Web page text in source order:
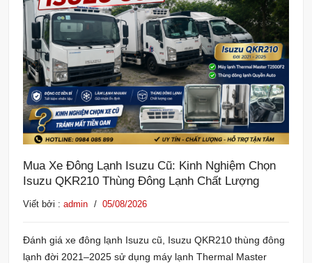
Mua Xe Đông Lạnh Isuzu Cũ: Kinh Nghiệm Chọn
Isuzu QKR210 Thùng Đông Lạnh Chất Lượng
Viết bởi : admin / 05/08/2026
Đánh giá xe đông lạnh Isuzu cũ, Isuzu QKR210 thùng đông
lạnh đời 2021–2025 sử dụng máy lạnh Thermal Master